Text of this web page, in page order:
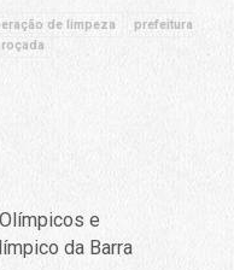
de limpeza
prefeitura
roçada
e
da Barra